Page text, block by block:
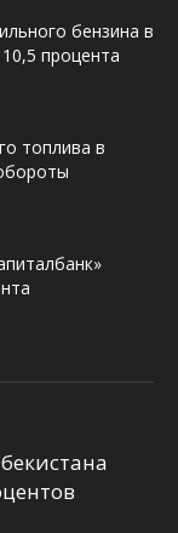
бензина в
процента
топлива в